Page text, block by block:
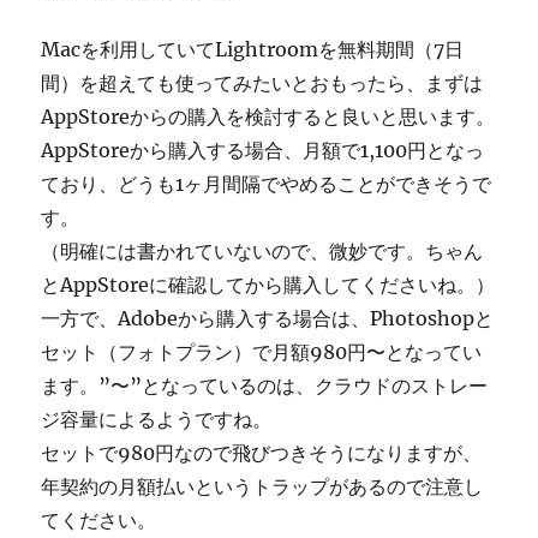
Macを利用していてLightroomを無料期間（7日
間）を超えても使ってみたいとおもったら、まずは
AppStoreからの購入を検討すると良いと思います。
AppStoreから購入する場合、月額で1,100円となっ
ており、どうも1ヶ月間隔でやめることができそうで
す。
（明確には書かれていないので、微妙です。ちゃん
とAppStoreに確認してから購入してくださいね。）
一方で、Adobeから購入する場合は、Photoshopと
セット（フォトプラン）で月額980円〜となってい
ます。”〜”となっているのは、クラウドのストレー
ジ容量によるようですね。
セットで980円なので飛びつきそうになりますが、
年契約の月額払いというトラップがあるので注意し
てください。